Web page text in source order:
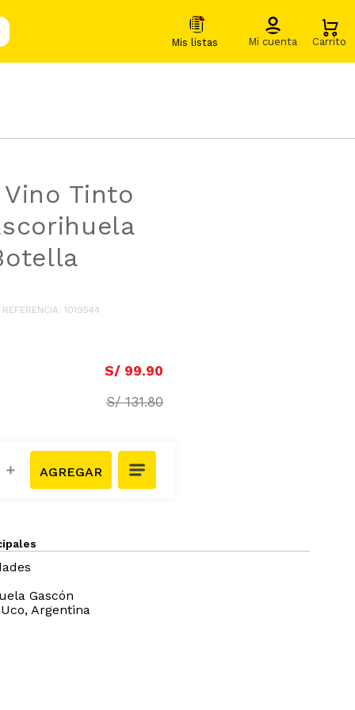
Tinto
REFERENCIA: 1019544
S/ 99.90
S/ 131.80
＋
Gascón
Argentina